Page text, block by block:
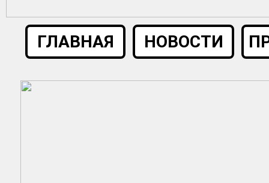
ГЛАВНАЯ НОВОСТИ